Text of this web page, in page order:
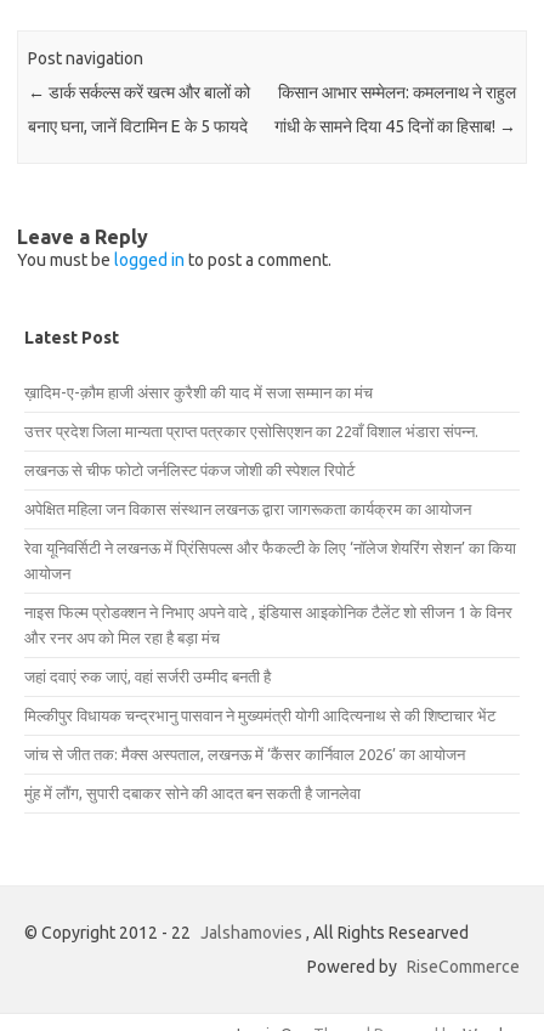
Post navigation
← डार्क सर्कल्स करें खत्म और बालों को
बनाए घना, जानें विटामिन E के 5 फायदे
किसान आभार सम्मेलन: कमलनाथ ने राहुल
गांधी के सामने दिया 45 दिनों का हिसाब! →
Leave a Reply
You must be logged in to post a comment.
Latest Post
ख़ादिम-ए-क़ौम हाजी अंसार कुरैशी की याद में सजा सम्मान का मंच
उत्तर प्रदेश जिला मान्यता प्राप्त पत्रकार एसोसिएशन का 22वाँ विशाल भंडारा संपन्न.
लखनऊ से चीफ फोटो जर्नलिस्ट पंकज जोशी की स्पेशल रिपोर्ट
अपेक्षित महिला जन विकास संस्थान लखनऊ द्वारा जागरूकता कार्यक्रम का आयोजन
रेवा यूनिवर्सिटी ने लखनऊ में प्रिंसिपल्स और फैकल्टी के लिए ‘नॉलेज शेयरिंग सेशन’ का किया
आयोजन
नाइस फिल्म प्रोडक्शन ने निभाए अपने वादे , इंडियास आइकोनिक टैलेंट शो सीजन 1 के विनर
और रनर अप को मिल रहा है बड़ा मंच
जहां दवाएं रुक जाएं, वहां सर्जरी उम्मीद बनती है
मिल्कीपुर विधायक चन्द्रभानु पासवान ने मुख्यमंत्री योगी आदित्यनाथ से की शिष्टाचार भेंट
जांच से जीत तक: मैक्स अस्पताल, लखनऊ में ‘कैंसर कार्निवाल 2026’ का आयोजन
मुंह में लौंग, सुपारी दबाकर सोने की आदत बन सकती है जानलेवा
© Copyright 2012 - 22 Jalshamovies , All Rights Researved
Powered by RiseCommerce